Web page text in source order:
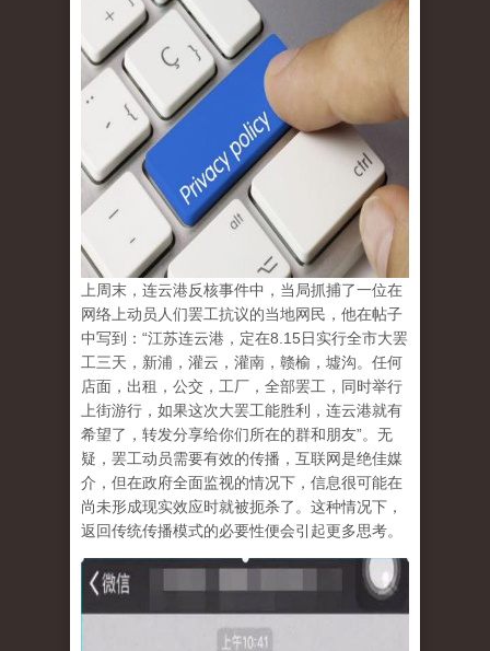
上周末，连云港反核事件中，当局抓捕了一位在
网络上动员人们罢工抗议的当地网民，他在帖子
中写到：“江苏连云港，定在8.15日实行全市大罢
工三天，新浦，灌云，灌南，赣榆，墟沟。任何
店面，出租，公交，工厂，全部罢工，同时举行
上街游行，如果这次大罢工能胜利，连云港就有
希望了，转发分享给你们所在的群和朋友”。无
疑， 罢工动员需要有效的传播，互联网是绝佳媒
介，但在政府全面监视的情况下，信息很可能在
尚未形成现实效应时就被扼杀了 。这种情况下，
返回传统传播模式的必要性便会引起更多思考。